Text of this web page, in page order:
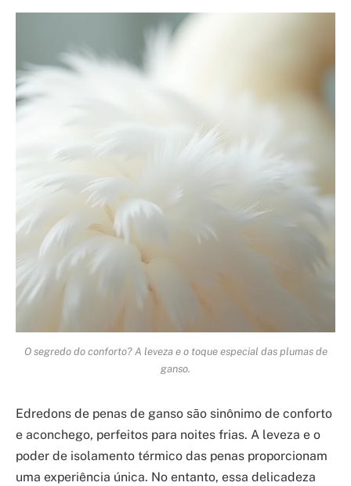
O segredo do conforto? A leveza e o toque especial das plumas de
ganso.
Edredons de penas de ganso são sinônimo de conforto
e aconchego, perfeitos para noites frias. A leveza e o
poder de isolamento térmico das penas proporcionam
uma experiência única. No entanto, essa delicadeza